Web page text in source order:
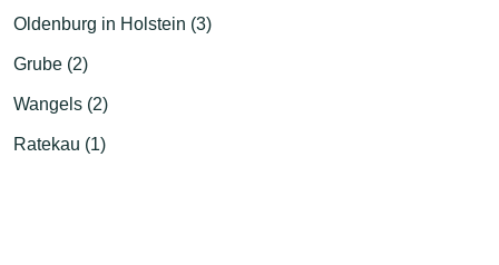
Oldenburg in Holstein (3)
Grube (2)
Wangels (2)
Ratekau (1)